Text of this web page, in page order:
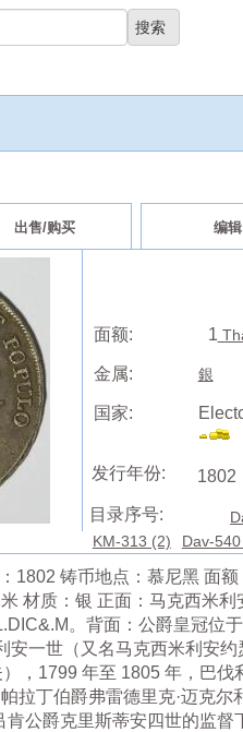
出售/购买 编辑
面额: 1
金属: 銀
国家:
发行年份: 1802
目录序号:
KM-313 (2)
Dav-
铸币地点：慕尼黑 面额
材质：银 正面：马克西米
。背面：公爵皇冠位
一世（又名马克西米利安
，1799 年至 1805 年，巴伐
拉丁伯爵弗雷德里克·迈克尔
公爵克里斯蒂安四世的监